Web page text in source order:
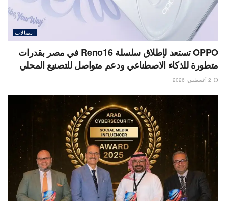
اتصالات
OPPO تستعد لإطلاق سلسلة Reno16 في مصر بقدرات
متطورة للذكاء الاصطناعي ودعم متواصل للتصنيع المحلي